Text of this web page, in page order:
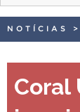
TELEFONES
NOTÍCIAS >
Coral